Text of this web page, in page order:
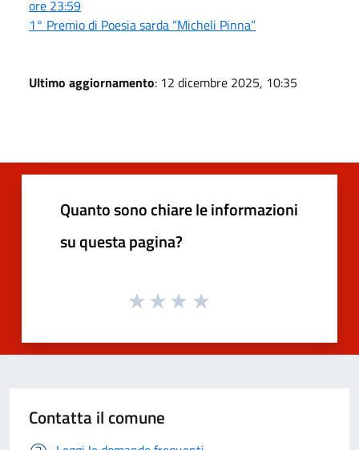
ore 23:59
1° Premio di Poesia sarda “Micheli Pinna”
Ultimo aggiornamento: 12 dicembre 2025, 10:35
Quanto sono chiare le informazioni
su questa pagina?
Contatta il comune